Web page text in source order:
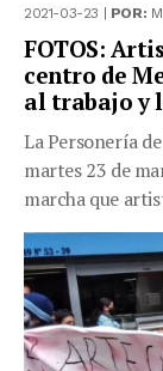
2021-03-23 | POR:
FOTOS:
centro de
al trabajo y
La Personería
martes 23 de
marcha que